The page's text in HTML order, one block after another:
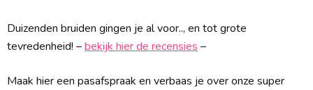
Duizenden bruiden gingen je al voor.., en tot grote
tevredenheid! –bekijk hier de recensies –
Maak hier een pasafspraak en verbaas je over onze super